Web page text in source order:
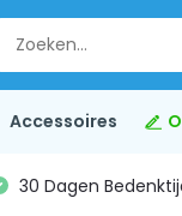
Accessoires
30 Dagen